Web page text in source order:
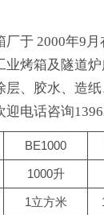
厂于 2000年9
业烤箱及隧道
层、胶水、造
电话咨询
BE1000
1000升
1立方米